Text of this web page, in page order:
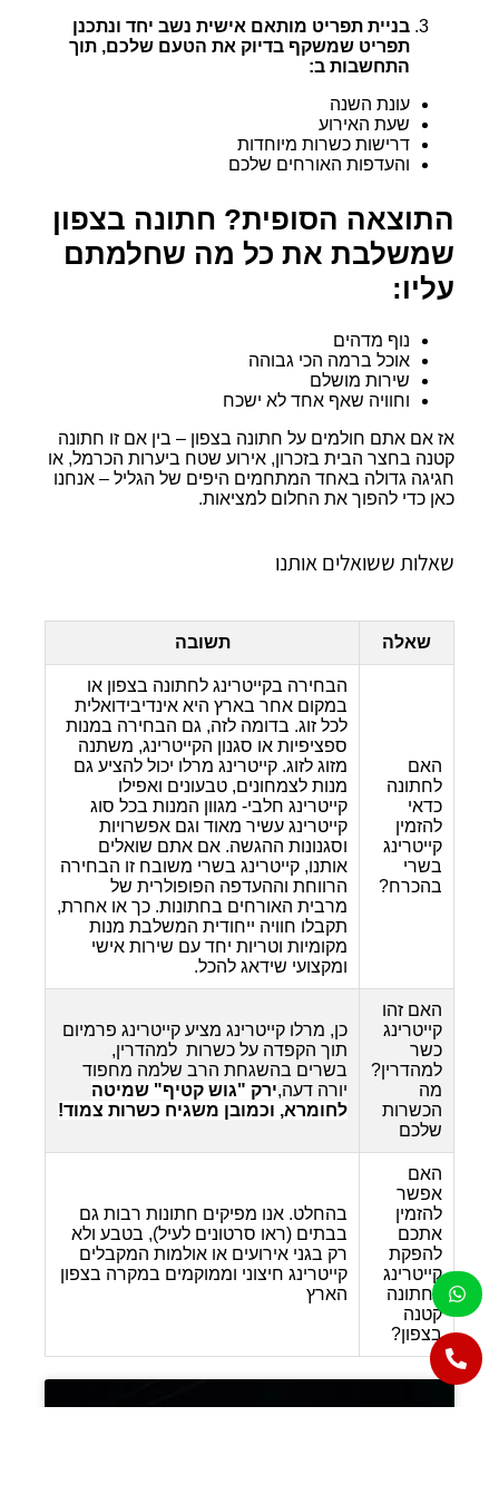
בניית תפריט מותאם אישית נשב יחד ונתכנן
תפריט שמשקף בדיוק את הטעם שלכם, תוך
התחשבות ב:
עונת השנה
שעת האירוע
דרישות כשרות מיוחדות
והעדפות האורחים שלכם
התוצאה הסופית? חתונה בצפון
שמשלבת את כל מה שחלמתם
עליו:
נוף מדהים
אוכל ברמה הכי גבוהה
שירות מושלם
וחוויה שאף אחד לא ישכח
אז אם אתם חולמים על חתונה בצפון – בין אם זו חתונה
קטנה בחצר הבית בזכרון, אירוע שטח ביערות הכרמל, או
חגיגה גדולה באחד המתחמים היפים של הגליל – אנחנו
כאן כדי להפוך את החלום למציאות.
שאלות ששואלים אותנו
שאלה תשובה
האם
לחתונה
כדאי
להזמין
קייטרינג
בשרי
בהכרח?
הבחירה בקייטרינג לחתונה בצפון או
במקום אחר בארץ היא אינדיבידואלית
לכל זוג. בדומה לזה, גם הבחירה במנות
ספציפיות או סגנון הקייטרינג, משתנה
מזוג לזוג. קייטרינג מרלו יכול להציע גם
מנות לצמחונים, טבעונים ואפילו
קייטרינג חלבי- מגוון המנות בכל סוג
קייטרינג עשיר מאוד וגם אפשרויות
וסגנונות ההגשה. אם אתם שואלים
אותנו, קייטרינג בשרי משובח זו הבחירה
הרווחת וההעדפה הפופולרית של
מרבית האורחים בחתונות. כך או אחרת,
תקבלו חוויה ייחודית המשלבת מנות
מקומיות וטריות יחד עם שירות אישי
ומקצועי שידאג להכל.
האם זהו
קייטרינג
כשר
למהדרין?
מה
הכשרות
שלכם
כן, מרלו קייטרינג מציע קייטרינג פרמיום
תוך הקפדה על כשרות למהדרין,
בשרים בהשגחת הרב שלמה מחפוד
יורה דעה,ירק "גוש קטיף" שמיטה
לחומרא, וכמובן משגיח כשרות צמוד!
האם
אפשר
להזמין
אתכם
להפקת
קייטרינג
לחתונה
קטנה
בצפון?
בהחלט. אנו מפיקים חתונות רבות גם
בבתים (ראו סרטונים לעיל), בטבע ולא
רק בגני אירועים או אולמות המקבלים
קייטרינג חיצוני וממוקמים במקרה בצפון
הארץ